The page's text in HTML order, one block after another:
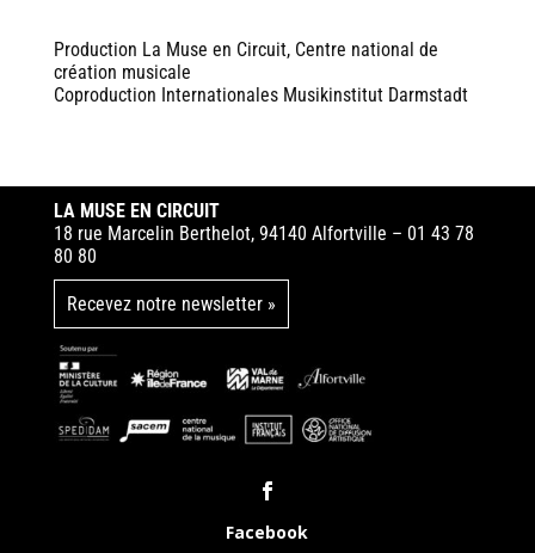
Production La Muse en Circuit, Centre national de
création musicale
Coproduction Internationales Musikinstitut Darmstadt
LA MUSE EN CIRCUIT
18 rue Marcelin Berthelot, 94140 Alfortville – 01 43 78
80 80
Recevez notre newsletter »
Facebook